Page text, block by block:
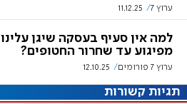
ערוץ 7 11.12.25
למה אין סעיף בעסקה שיגן עלינו
מפיגוע עד שחרור החטופים?
ערוץ 7 פורומים 12.10.25
תגיות קשורות